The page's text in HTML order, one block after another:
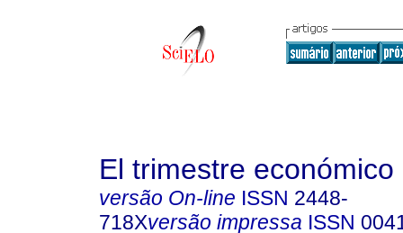
El trimestre económico
versão On-line ISSN 2448-
718Xversão impressa ISSN